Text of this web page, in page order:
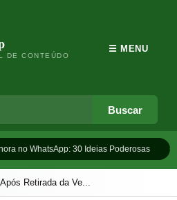
DE CONTEÚDO
Buscar
☰ MENU
no WhatsApp: 30 Ideias Poderosas
Retirada da Ve...